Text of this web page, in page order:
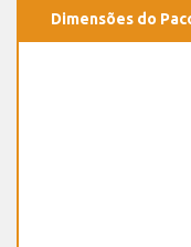
Dimensões do